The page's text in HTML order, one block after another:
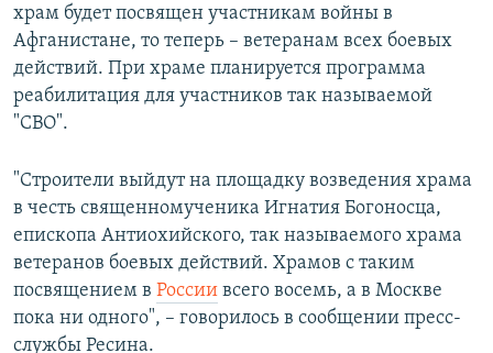
храм будет посвящен участникам войны в
Афганистане, то теперь – ветеранам всех боевых
действий. При храме планируется программа
реабилитация для участников так называемой
"СВО".
"Строители выйдут на площадку возведения храма
в честь священномученика Игнатия Богоносца,
епископа Антиохийского, так называемого храма
ветеранов боевых действий. Храмов с таким
посвящением в России всего восемь, а в Москве
пока ни одного", – говорилось в сообщении пресс-
службы Ресина.